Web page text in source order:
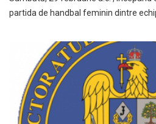
partida de handbal feminin dintre